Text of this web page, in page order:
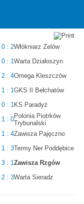
0 : 2Włókniarz Zelów
0 : 1Warta Działoszyn
2 : 4Omega Kleszczów
1 : 1GKS II Bełchatów
0 : 1KS Paradyż
1 : 0Polonia Piotrków
Trybunalski
1 : 4Zawisza Pajęczno
1 : 3Termy Ner Poddębice
3 : 1Zawisza Rzgów
2 : 3Warta Sieradz